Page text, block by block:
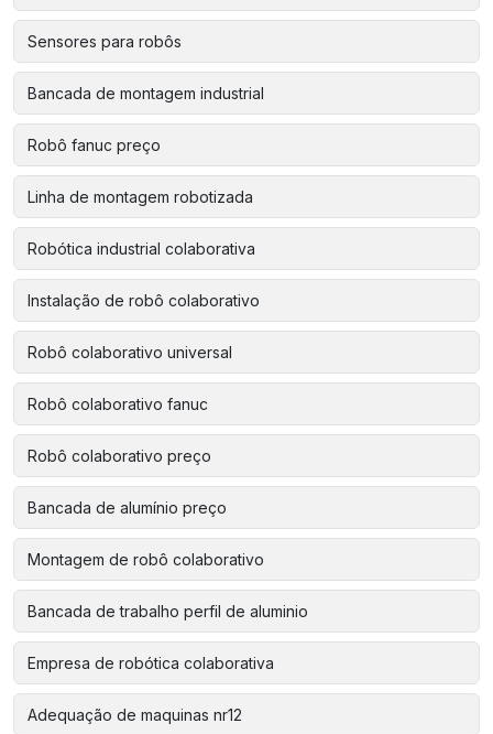
Sensores para robôs
Bancada de montagem industrial
Robô fanuc preço
Linha de montagem robotizada
Robótica industrial colaborativa
Instalação de robô colaborativo
Robô colaborativo universal
Robô colaborativo fanuc
Robô colaborativo preço
Bancada de alumínio preço
Montagem de robô colaborativo
Bancada de trabalho perfil de aluminio
Empresa de robótica colaborativa
Adequação de maquinas nr12